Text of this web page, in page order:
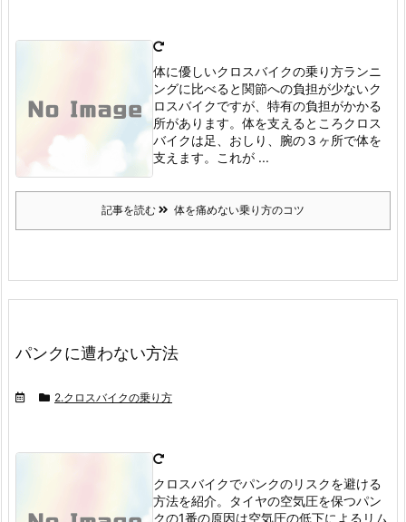
体に優しいクロスバイクの乗り方ランニ
ングに比べると関節への負担が少ないク
ロスバイクですが、特有の負担がかかる
所があります。 体を支えるところクロス
バイクは足、おしり、腕の３ヶ所で体を
支えます。
これが ...
記事を読む 体を痛めない乗り方のコツ
パンクに遭わない方法
2.クロスバイクの乗り方
クロスバイクでパンクのリスクを避ける
方法を紹介。タイヤの空気圧を保つパン
クの1番の原因は空気圧の低下によるリム